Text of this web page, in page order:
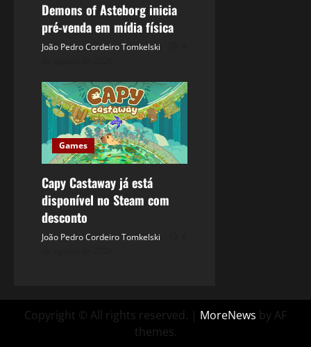
Demons of Asteborg inicia
pré-venda em mídia física
João Pedro Cordeiro Tomkelski
Games
Capy Castaway já está
disponível no Steam com
desconto
João Pedro Cordeiro Tomkelski
Copyright © All rights reserved. | MoreNews by AF
themes.